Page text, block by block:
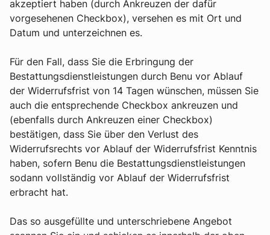
akzeptiert haben (durch Ankreuzen der dafür
vorgesehenen Checkbox), versehen es mit Ort und
Datum und unterzeichnen es.
Für den Fall, dass Sie die Erbringung der
Bestattungsdienstleistungen durch Benu vor Ablauf
der Widerrufsfrist von 14 Tagen wünschen, müssen Sie
auch die entsprechende Checkbox ankreuzen und
(ebenfalls durch Ankreuzen einer Checkbox)
bestätigen, dass Sie über den Verlust des
Widerrufsrechts vor Ablauf der Widerrufsfrist Kenntnis
haben, sofern Benu die Bestattungsdienstleistungen
sodann vollständig vor Ablauf der Widerrufsfrist
erbracht hat.
Das so ausgefüllte und unterschriebene Angebot